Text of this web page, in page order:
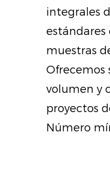
integrales
estándares
muestras
Ofrecemos
volumen y
proyectos
Número